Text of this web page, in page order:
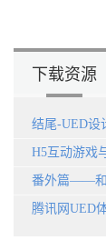
下载资源
结尾-UED设
H5互动游戏
番外篇——和
腾讯网UED